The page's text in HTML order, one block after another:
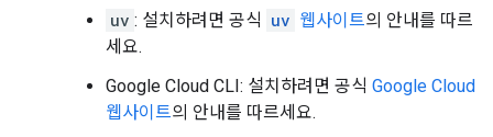
uv : 설치하려면 공식 uv 웹사이트의 안내를 따르
세요.
Google Cloud CLI: 설치하려면 공식 Google Cloud
웹사이트의 안내를 따르세요.